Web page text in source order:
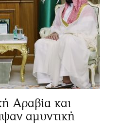
Αραβία και
αμυντική